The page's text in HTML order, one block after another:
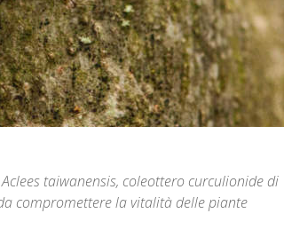
taiwanensis, coleottero curculionide di
compromettere la vitalità delle piante